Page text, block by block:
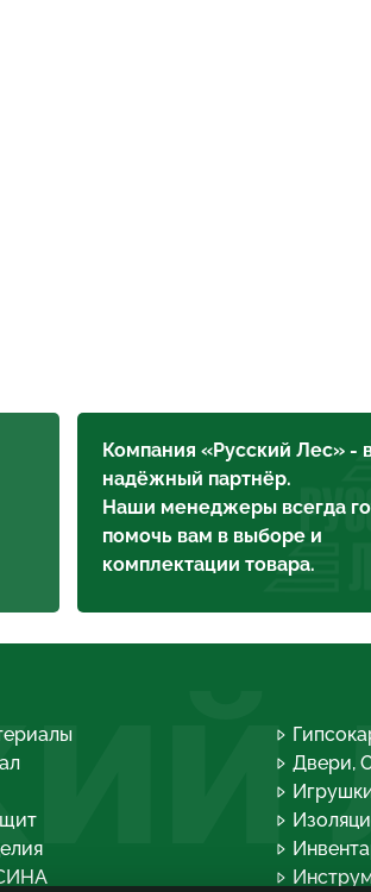
Компания «Русский Лес» -
надёжный партнёр.
Наши менеджеры всегда
помочь вам в выборе и
комплектации товара.
Двери,